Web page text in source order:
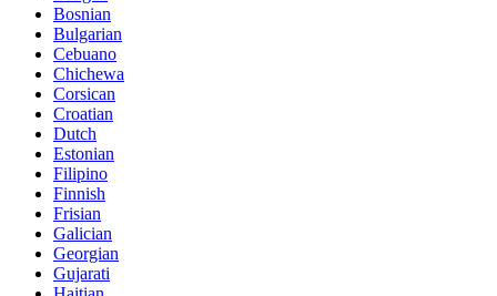
Bosnian
Bulgarian
Cebuano
Chichewa
Corsican
Croatian
Dutch
Estonian
Filipino
Finnish
Frisian
Galician
Georgian
Gujarati